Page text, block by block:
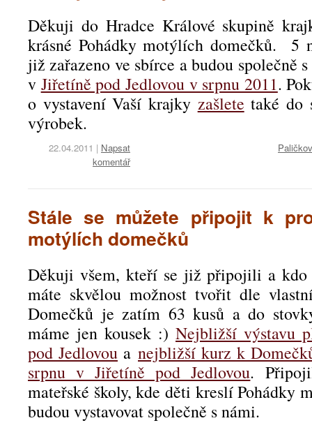
Děkuji do Hradce Králové skupině
krásné Pohádky motýlích domečků. 5
již zařazeno ve sbírce a budou společně
v Jiřetíně pod Jedlovou v srpnu 2011.
o vystavení Vaší krajky zašlete také do
výrobek.
22.04.2011 | Napsat
komentář
Stále se můžete připojit k
motýlích domečků
Děkuji všem, kteří se již připojili a kdo
máte skvělou možnost tvořit dle
Domečků je zatím 63 kusů a do
máme jen kousek :) Nejbližší výstavu
pod Jedlovou a nejbližší kurz k
srpnu v Jiřetíně pod Jedlovou.
mateřské školy, kde děti kreslí Pohádky
budou vystavovat společně s námi.